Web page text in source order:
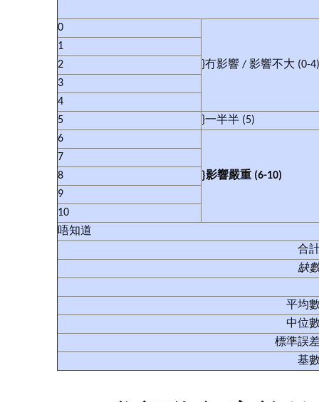
0
}冇影響 / 影響不大 (0-4)
1
2
3
4
5
}一半半 (5)
6
}影響嚴重 (6-10)
7
8
9
10
唔知道
合
缺
平均
中位
標準誤
基